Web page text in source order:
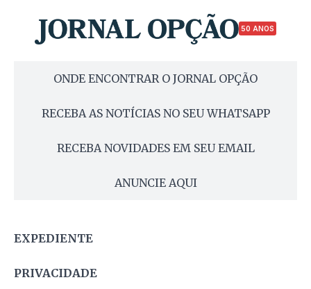
50 ANOS
ONDE ENCONTRAR O JORNAL OPÇÃO
RECEBA AS NOTÍCIAS NO SEU WHATSAPP
RECEBA NOVIDADES EM SEU EMAIL
ANUNCIE AQUI
EXPEDIENTE
PRIVACIDADE